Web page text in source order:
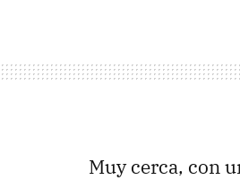
Muy cerca, con